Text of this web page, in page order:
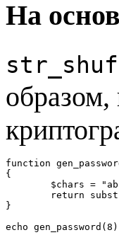
На
образом,
function
{
}
echo